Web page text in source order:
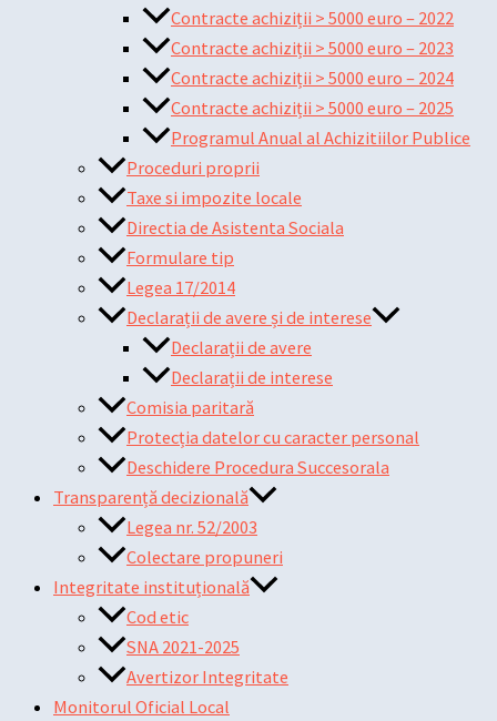
Contracte achiziții > 5000 euro – 2022
Contracte achiziții > 5000 euro – 2023
Contracte achiziții > 5000 euro – 2024
Contracte achiziții > 5000 euro – 2025
Programul Anual al Achizitiilor Publice
Proceduri proprii
Taxe si impozite locale
Directia de Asistenta Sociala
Formulare tip
Legea 17/2014
Declarații de avere și de interese
Declarații de avere
Declarații de interese
Comisia paritară
Protecția datelor cu caracter personal
Deschidere Procedura Succesorala
Transparență decizională
Legea nr. 52/2003
Colectare propuneri
Integritate instituțională
Cod etic
SNA 2021-2025
Avertizor Integritate
Monitorul Oficial Local